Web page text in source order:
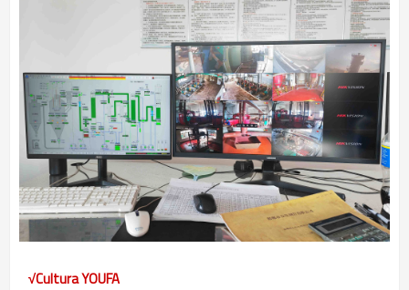
√Cultura YOUFA